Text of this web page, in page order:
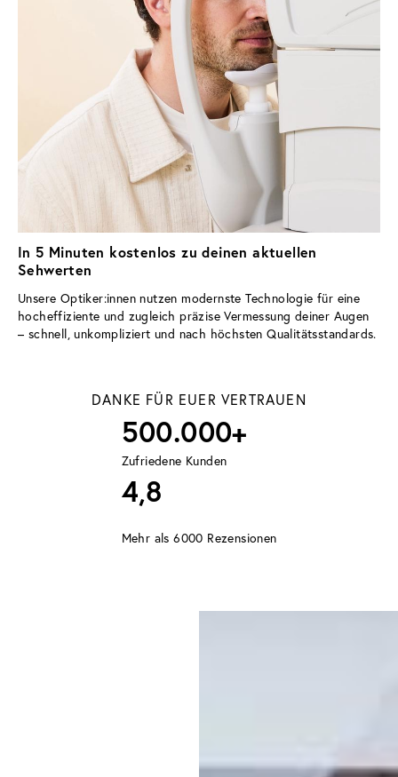
In 5 Minuten kostenlos zu deinen aktuellen
Sehwerten
Unsere Optiker:innen nutzen modernste Technologie für eine
hocheffiziente und zugleich präzise Vermessung deiner Augen
– schnell, unkompliziert und nach höchsten Qualitätsstandards.
DANKE FÜR EUER VERTRAUEN
500.000+
Zufriedene Kunden
4,8
Mehr als 6000 Rezensionen